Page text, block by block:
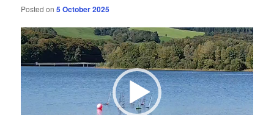
Posted on5 October 2025
Video
Player